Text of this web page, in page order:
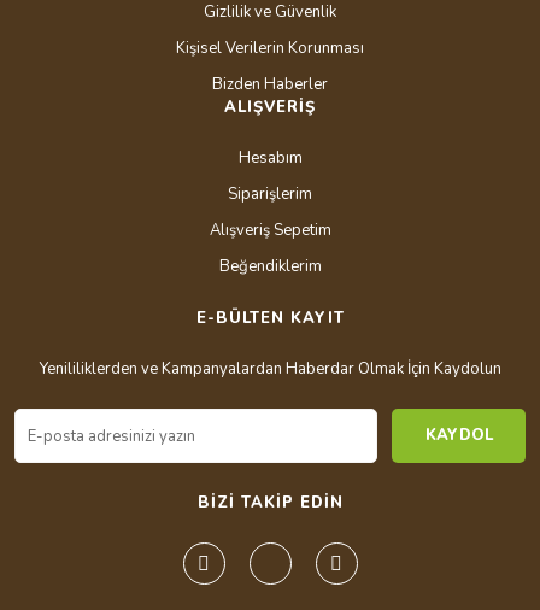
Gizlilik ve Güvenlik
Kişisel Verilerin Korunması
Bizden Haberler
ALIŞVERİŞ
Hesabım
Siparişlerim
Alışveriş Sepetim
Beğendiklerim
E-BÜLTEN KAYIT
Yenililiklerden ve Kampanyalardan Haberdar Olmak İçin Kaydolun
KAYDOL
BİZİ TAKİP EDİN